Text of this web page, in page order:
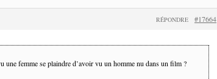
#17664
RÉPONDRE
une femme se plaindre d’avoir vu un homme nu dans un film ?